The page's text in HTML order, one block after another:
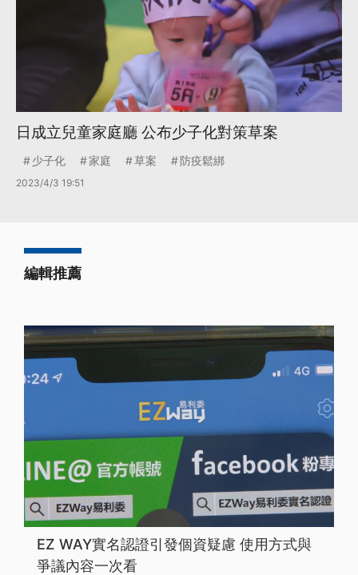
日成立兒童家庭廳 公布少子化對策草案
少子化 家庭 草案 防疫鬆綁
2023/4/3 19:51
編輯推薦
EZ WAY實名認證引發個資疑慮 使用方式與
爭議內容一次看